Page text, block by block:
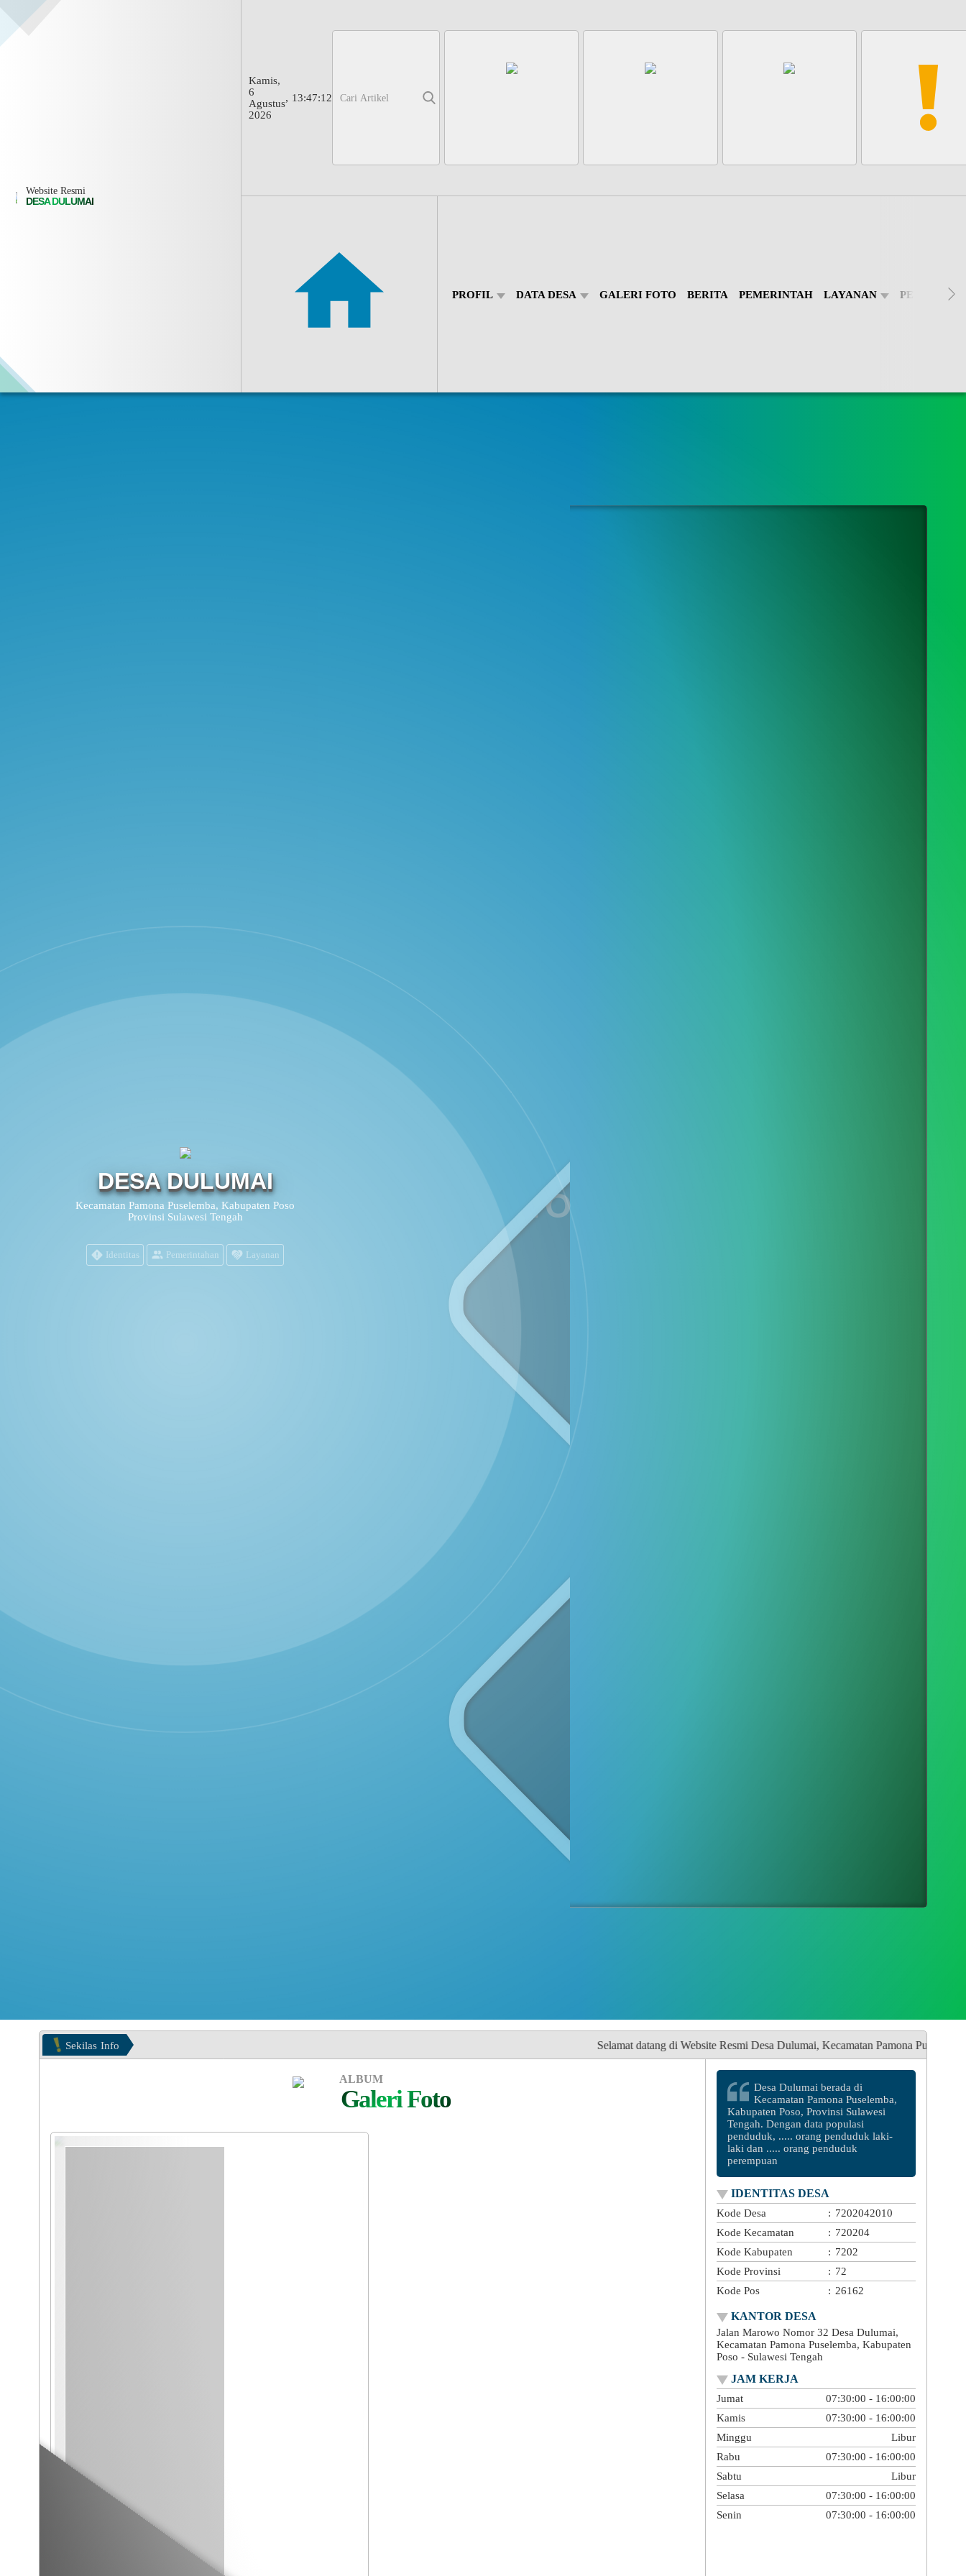
Website Resmi
DESA DULUMAI
Kamis,
6
Agustus
2026
, 13:47:14
PROFIL DATA DESA GALERI FOTO BERITA PEMERINTAH LAYANAN PETA
DESA DULUMAI
Kecamatan Pamona Puselemba, Kabupaten Poso
Provinsi Sulawesi Tengah
DESA DULUMAI
Kecamatan Pamona Puselemba, Kabupaten Poso
Provinsi Sulawesi Tengah
Identitas Pemerintahan Layanan
ALBUM FOTO
Sekilas Info Selamat datang di Website Resmi Desa Dulumai, Kecamatan Pamona Puselemba, Kabupaten Poso
ALBUM
Galeri Foto
Desa Dulumai berada di
Kecamatan Pamona Puselemba,
Kabupaten Poso, Provinsi Sulawesi
Tengah. Dengan data populasi
penduduk, ..... orang penduduk laki-
laki dan ..... orang penduduk
perempuan
IDENTITAS DESA
Kode Desa
: 7202042010
Kode Kecamatan
: 720204
Kode Kabupaten
: 7202
Kode Provinsi
: 72
Kode Pos
: 26162
KANTOR DESA
Jalan Marowo Nomor 32 Desa Dulumai,
Kecamatan Pamona Puselemba, Kabupaten
Poso - Sulawesi Tengah
JAM KERJA
Jumat
07:30:00 - 16:00:00
Kamis
07:30:00 - 16:00:00
Minggu
Libur
Rabu
07:30:00 - 16:00:00
Sabtu
Libur
Selasa
07:30:00 - 16:00:00
Senin
07:30:00 - 16:00:00